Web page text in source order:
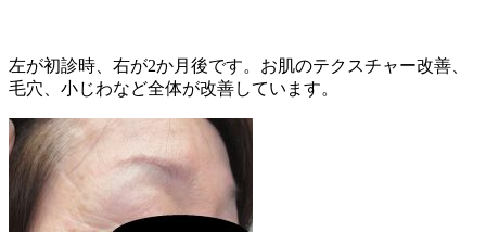
左が初診時、右が2か月後です。お肌のテクスチャー改善、
毛穴、小じわなど全体が改善しています。